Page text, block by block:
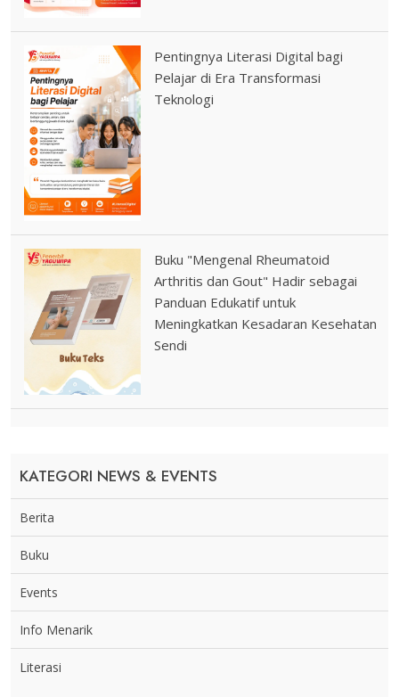
Pentingnya Literasi Digital bagi
Pelajar di Era Transformasi
Teknologi
Buku "Mengenal Rheumatoid
Arthritis dan Gout" Hadir sebagai
Panduan Edukatif untuk
Meningkatkan Kesadaran Kesehatan
Sendi
KATEGORI NEWS & EVENTS
Berita
Buku
Events
Info Menarik
Literasi